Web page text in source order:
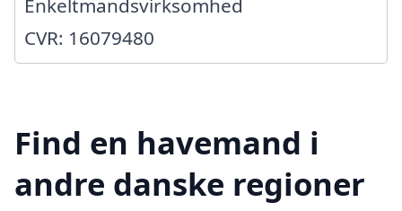
Enkeltmandsvirksomhed
CVR: 16079480
Find en havemand i
andre danske regioner